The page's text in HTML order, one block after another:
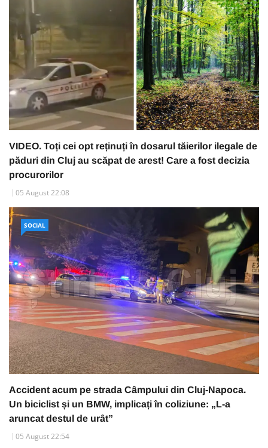
VIDEO. Toți cei opt reținuți în dosarul tăierilor ilegale de
păduri din Cluj au scăpat de arest! Care a fost decizia
procurorilor
05 August 22:08
SOCIAL
Accident acum pe strada Câmpului din Cluj-Napoca.
Un biciclist și un BMW, implicați în coliziune: „L-a
aruncat destul de urât”
05 August 22:54